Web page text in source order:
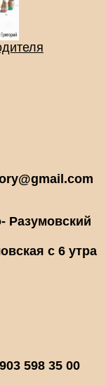
Разумовский
с 6 утра
598 35 00